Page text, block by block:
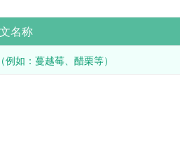
名称
如：蔓越莓、醋栗等）